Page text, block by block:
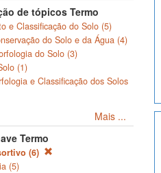
de tópicos Termo
e Classificação do Solo (5)
do Solo e da Água (4)
do Solo (3)
(1)
e Classificação dos Solos
Mais ...
Termo
(6)
(5)